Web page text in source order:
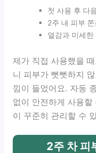
첫 사용 후 다
2주 내 피부
열감과 미세
제가 직접 사용했을
니 피부가 뻣뻣하지
낌이 들었어요. 자동
없이 안전하게 사용
이 꾸준히 관리할 수
2주 차 피